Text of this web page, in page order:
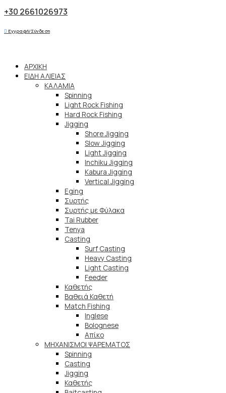
+30 2661026973
Εγγραφή/Σύνδεση
ΑΡΧΙΚΗ
ΕΙΔΗ ΑΛΙΕΙΑΣ
ΚΑΛΑΜΙΑ
Spinning
Light Rock Fishing
Hard Rock Fishing
Jigging
Shore Jigging
Slow Jigging
Light Jigging
Inchiku Jigging
Kabura Jigging
Vertical Jigging
Eging
Συρτής
Συρτής με Φύλακα
Tai Rubber
Tenya
Casting
Surf Casting
Heavy Casting
Light Casting
Feeder
Καθετής
Βαθειά Καθετή
Match Fishing
Inglese
Bolognese
Απίκο
ΜΗΧΑΝΙΣΜΟΙ ΨΑΡΕΜΑΤΟΣ
Spinning
Casting
Jigging
Καθετής